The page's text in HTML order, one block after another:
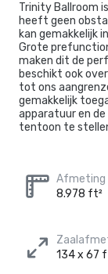
Trinity Ballroom
heeft geen
kan gemakkelijk
Grote
maken dit de
beschikt ook
tot ons
gemakkelijk
apparatuur en
tentoon te
Afmeting
8.978 ft²
134 x 67